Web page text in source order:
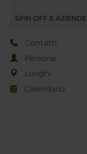
SPIN OFF E AZIENDE
Contatti
Persone
Luoghi
Calendario